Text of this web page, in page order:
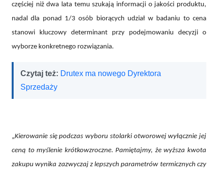
częściej niż dwa lata temu szukają informacji o jakości produktu,
nadal dla ponad 1/3 osób biorących udział w badaniu to cena
stanowi kluczowy determinant przy podejmowaniu decyzji o
wyborze konkretnego rozwiązania.
Czytaj też: Drutex ma nowego Dyrektora
Sprzedaży
„Kierowanie się podczas wyboru stolarki otworowej wyłącznie jej
ceną to myślenie krótkowzroczne. Pamiętajmy, że wyższa kwota
zakupu wynika zazwyczaj z lepszych parametrów termicznych czy